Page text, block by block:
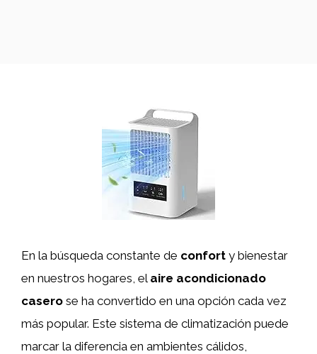
En la búsqueda constante de confort y bienestar
en nuestros hogares, el aire acondicionado
casero se ha convertido en una opción cada vez
más popular. Este sistema de climatización puede
marcar la diferencia en ambientes cálidos,